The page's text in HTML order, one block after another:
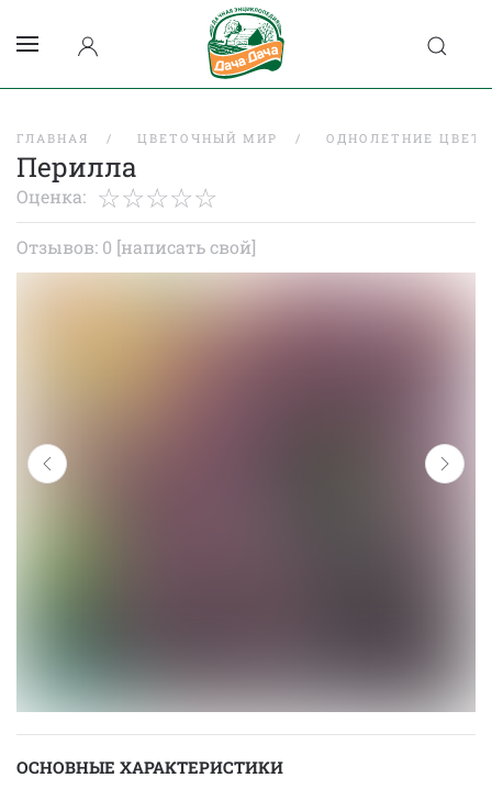
ГЛАВНАЯ ЦВЕТОЧНЫЙ МИР ОДНОЛЕТНИЕ
Перилла
Оценка:
Отзывов: 0 [написать свой]
ОСНОВНЫЕ ХАРАКТЕРИСТИКИ